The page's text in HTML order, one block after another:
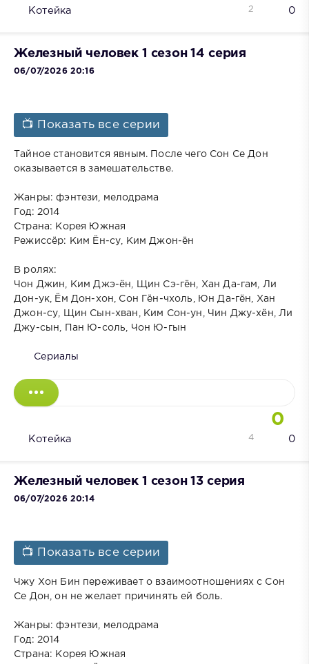
Котейка 0
2
Железный человек 1 сезон 14 серия
06/07/2026 20:16
📺 Показать все серии
Тайное становится явным. После чего Сон Се Дон
оказывается в замешательстве.
Жанры: фэнтези, мелодрама
Год: 2014
Страна: Корея Южная
Режиссёр: Ким Ён-су, Ким Джон-ён
В ролях:
Чон Джин, Ким Джэ-ён, Щин Сэ-гён, Хан Да-гам, Ли
Дон-ук, Ём Дон-хон, Сон Гён-чхоль, Юн Да-гён, Хан
Джон-су, Щин Сын-хван, Ким Сон-ун, Чин Джу-хён, Ли
Джу-сын, Пан Ю-соль, Чон Ю-гын
Сериалы
0
Котейка 0
4
Железный человек 1 сезон 13 серия
06/07/2026 20:14
📺 Показать все серии
Чжу Хон Бин переживает о взаимоотношениях с Сон
Се Дон, он не желает причинять ей боль.
Жанры: фэнтези, мелодрама
Год: 2014
Страна: Корея Южная